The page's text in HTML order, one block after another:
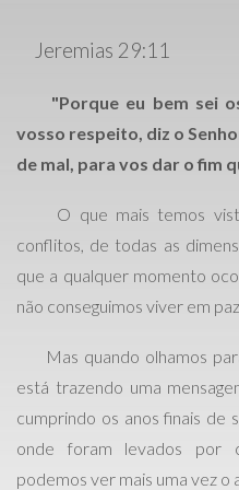
Jeremias 29:11
"Porque eu bem sei
vosso respeito, diz o
de mal, para vos dar o fim
O que mais temos
conflitos, de todas as
que a qualquer momento
não conseguimos viver em
Mas quando olhamos
está trazendo uma
cumprindo os anos finais de
onde foram levados por
podemos ver mais uma vez o